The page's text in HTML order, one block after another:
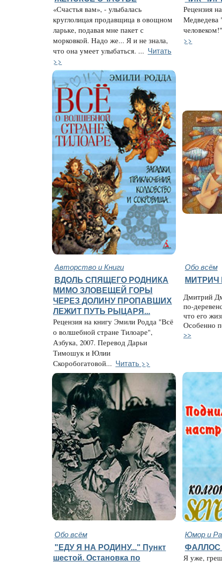
«Счастья вам», - улыбалась
круглолицая продавщица в овощном
ларьке, подавая мне пакет с
морковкой. Надо же... Я и не знала,
что она умеет улыбаться. ... Читать
>>
Рецензия
Медведева
>>
Авторство и Книги Обо всём
ВДОЛЬ СПЯЩЕГО РОДНИКА
МИМО ЗЛОВЕЩЕЙ ГОРЫ
ЧЕРЕЗ ДОЛИНУ ПРОПАВШИХ
ЛЕЖИТ ПУТЬ РЫЦАРЯ...
Рецензия на книгу Эмили Родда "Всё
о волшебной стране Тилоаре",
Азбука, 2007. Перевод Дарьи
Тимошук и Юлии
Скоробогатовой... Читать >>
МИТРИЧ
Дмитрий
по-
что его
Особенно
>>
Обо всём Юмор и
"ЕДУ Я НА РОДИНУ..." Пункт
шестой. Остановка по
ФАЛЛОС
Я уже,